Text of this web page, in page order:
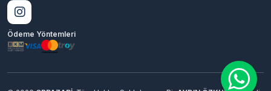
işlemleri üyelik gerektiriyor mu?
Ödeme Yöntemleri